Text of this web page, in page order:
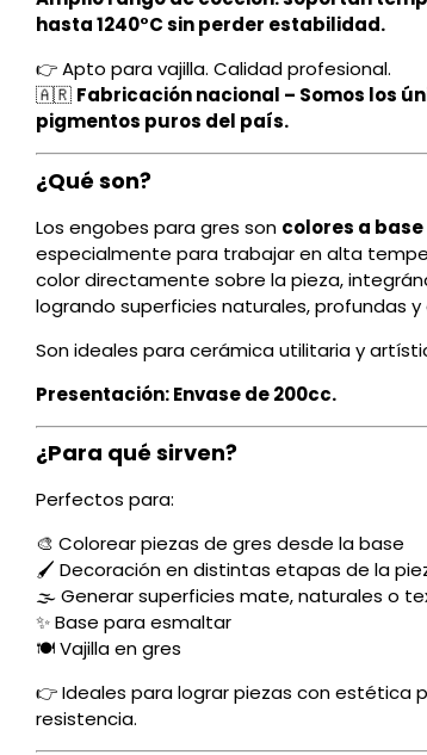
hasta 1240°C sin perder estabilidad.
👉 Apto para vajilla. Calidad profesional.
🇦🇷 Fabricación nacional – Somos los
pigmentos puros del país.
¿Qué son?
Los engobes para gres son colores a
especialmente para trabajar en alta
color directamente sobre la pieza,
logrando superficies naturales, profundas y
Son ideales para cerámica utilitaria y
Presentación: Envase de 200cc.
¿Para qué sirven?
Perfectos para:
🎨 Colorear piezas de gres desde la base
🖌️ Decoración en distintas etapas de la
🌫️ Generar superficies mate, naturales o
✨ Base para esmaltar
🍽️ Vajilla en gres
👉 Ideales para lograr piezas con estética
resistencia.